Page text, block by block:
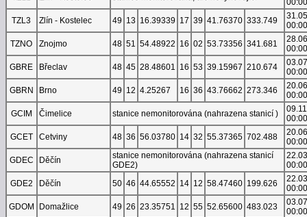
00:00
TZL3
Zlín - Kostelec 49 13 16.39339 17 39 41.76370 333.749
00:00
TZNO
Znojmo 48 51 54.48922 16 02 53.73356 341.681
00:00
GBRE
Břeclav 48 45 28.48601 16 53 39.15967 210.674
00:00
GBRN
Brno 49 12 4.25267 16 36 43.76662 273.346
00:00
GCIM
Čimelice stanice nemonitorována (nahrazena stanicí )
00:00
GCET
Cetviny 48 36 56.03780 14 32 55.37365 702.488
00:00
GDEC
Děčín
stanice nemonitorována (nahrazena stanicí
GDE2)
00:00
GDE2
Děčín 50 46 44.65552 14 12 58.47460 199.626
00:00
GDOM
Domažlice 49 26 23.35751 12 55 52.65600 483.023
00:00